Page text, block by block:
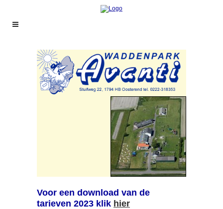
Voor een download van de
tarieven 2023 klik hier